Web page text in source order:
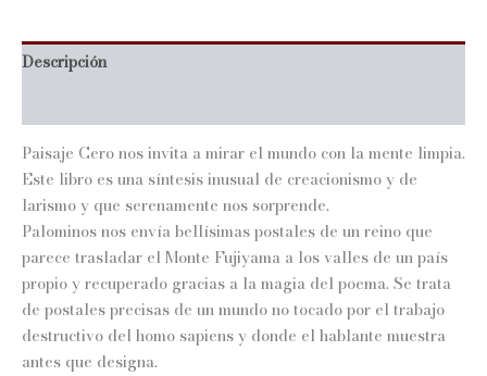
Descripción
Paisaje Cero nos invita a mirar el mundo con la mente limpia.
Este libro es una síntesis inusual de creacionismo y de
larismo y que serenamente nos sorprende.
Palominos nos envía bellísimas postales de un reino que
parece trasladar el Monte Fujiyama a los valles de un país
propio y recuperado gracias a la magia del poema. Se trata
de postales precisas de un mundo no tocado por el trabajo
destructivo del homo sapiens y donde el hablante muestra
antes que designa.